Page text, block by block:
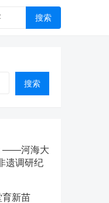
搜索
搜索
——河海大
遗调研纪
育新苗